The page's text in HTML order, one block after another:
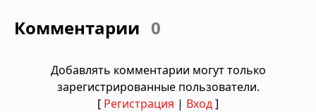
Комментарии 0
Добавлять комментарии могут только
зарегистрированные пользователи.
[ Регистрация | Вход]